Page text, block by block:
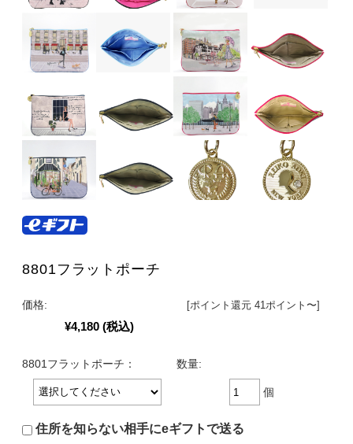
8801フラットポーチ
価格:
¥4,180 (税込)
[ポイント還元 41ポイント〜]
8801フラットポーチ： 数量:
個
住所を知らない相手にeギフトで送る